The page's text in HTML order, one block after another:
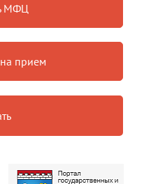
МФЦ
прием